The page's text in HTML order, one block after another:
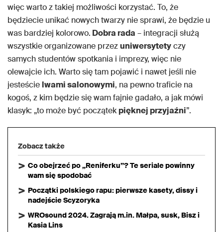
więc warto z takiej możliwości korzystać. To, że
będziecie unikać nowych twarzy nie sprawi, że będzie u
was bardziej kolorowo. Dobra rada – integracji służą
wszystkie organizowane przezuniwersytetyczy
samych studentów spotkania i imprezy, więc nie
olewajcie ich. Warto się tam pojawić i nawet jeśli nie
jesteście lwami salonowymi, na pewno traficie na
kogoś, z kim będzie się wam fajnie gadało, a jak mówi
klasyk: „to może być początekpięknej przyjaźni”.
Zobacz także
Co obejrzeć po „Reniferku”? Te seriale powinny
wam się spodobać
Początki polskiego rapu: pierwsze kasety, dissy i
nadejście Scyzoryka
WROsound 2024. Zagrają m.in. Małpa, susk, Bisz i
Kasia Lins